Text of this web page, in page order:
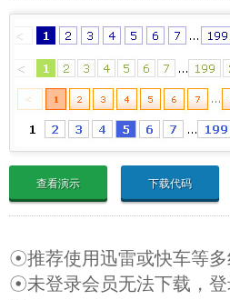
查看演示 下载代码
☉推荐使用迅雷或快车等
☉未登录会员无法下载，